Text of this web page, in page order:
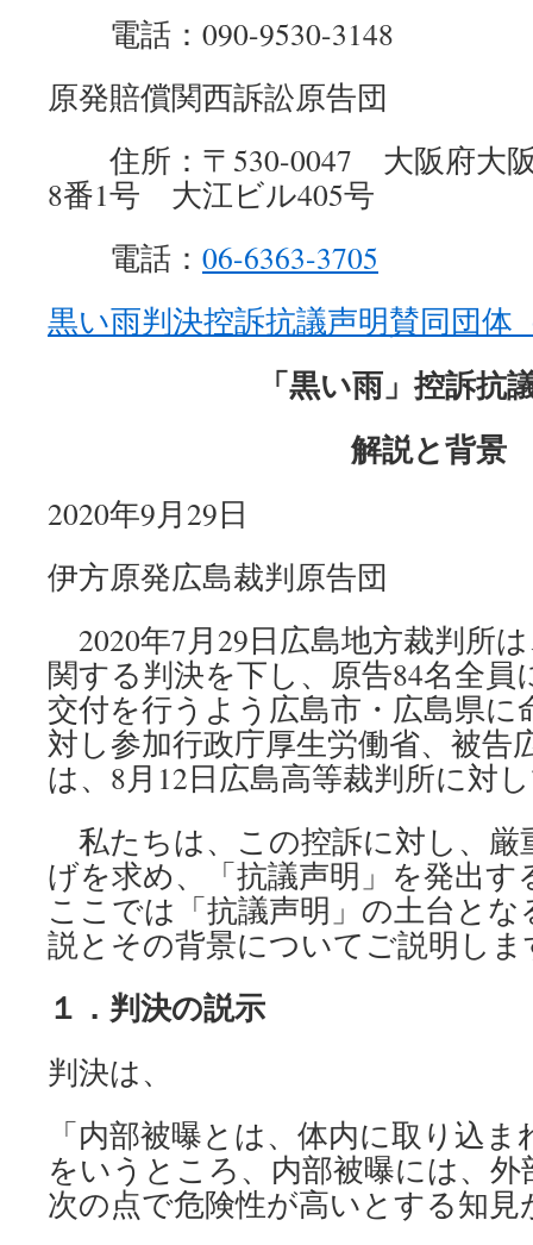
電話：090-9530-3148
原発賠償関西訴訟原告団
住所：〒530-0047 大阪府大阪
8番1号 大江ビル405号
電話： 06-6363-3705
黒い雨判決控訴抗議声明賛同団体
「黒い雨」控訴抗
解説と背景
2020年9月29日
伊方原発広島裁判原告団
2020年7月29日広島地方裁判所
関する判決を下し、原告84名全員
交付を行うよう広島市・広島県
対し参加行政庁厚生労働省、被告
は、8月12日広島高等裁判所に対
私たちは、この控訴に対し、厳
げを求め、「抗議声明」を発出
ここでは「抗議声明」の土台と
説とその背景についてご説明しま
１．判決の説示
判決は、
「内部被曝とは、体内に取り込
をいうところ、内部被曝には、
次の点で危険性が高いとする知見